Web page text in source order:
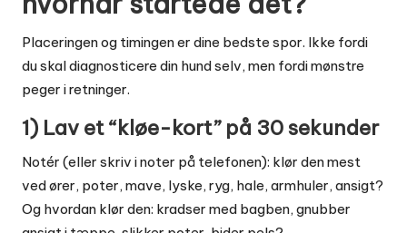
Placeringen og timingen er dine bedste spor. Ikke fordi
du skal diagnosticere din hund selv, men fordi mønstre
peger i retninger.
1) Lav et “kløe-kort” på 30 sekunder
Notér (eller skriv i noter på telefonen): klør den mest
ved ører, poter, mave, lyske, ryg, hale, armhuler, ansigt?
Og hvordan klør den: kradser med bagben, gnubber